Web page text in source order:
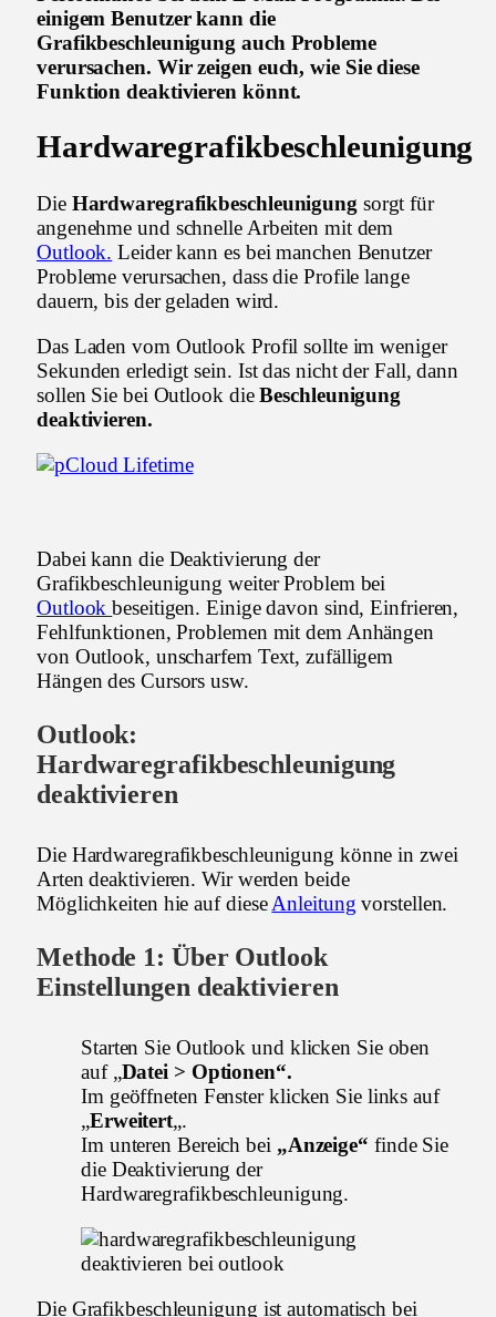
einigem Benutzer kann die
Grafikbeschleunigung auch Probleme
verursachen. Wir zeigen euch, wie Sie diese
Funktion deaktivieren könnt.
Hardwaregrafikbeschleunigung
Die Hardwaregrafikbeschleunigung sorgt für
angenehme und schnelle Arbeiten mit dem
Outlook. Leider kann es bei manchen Benutzer
Probleme verursachen, dass die Profile lange
dauern, bis der geladen wird.
Das Laden vom Outlook Profil sollte im weniger
Sekunden erledigt sein. Ist das nicht der Fall, dann
sollen Sie bei Outlook dieBeschleunigung
deaktivieren.
Dabei kann die Deaktivierung der
Grafikbeschleunigung weiter Problem bei
Outlookbeseitigen. Einige davon sind, Einfrieren,
Fehlfunktionen, Problemen mit dem Anhängen
von Outlook, unscharfem Text, zufälligem
Hängen des Cursors usw.
Outlook:
Hardwaregrafikbeschleunigung
deaktivieren
Die Hardwaregrafikbeschleunigung könne in zwei
Arten deaktivieren. Wir werden beide
Möglichkeiten hie auf dieseAnleitung vorstellen.
Methode 1: Über Outlook
Einstellungen deaktivieren
Starten Sie Outlook und klicken Sie oben
auf „Datei > Optionen“.
Im geöffneten Fenster klicken Sie links auf
„Erweitert„.
Im unteren Bereich bei „Anzeige“ finde Sie
die Deaktivierung der
Hardwaregrafikbeschleunigung.
Die Grafikbeschleunigung ist automatisch bei